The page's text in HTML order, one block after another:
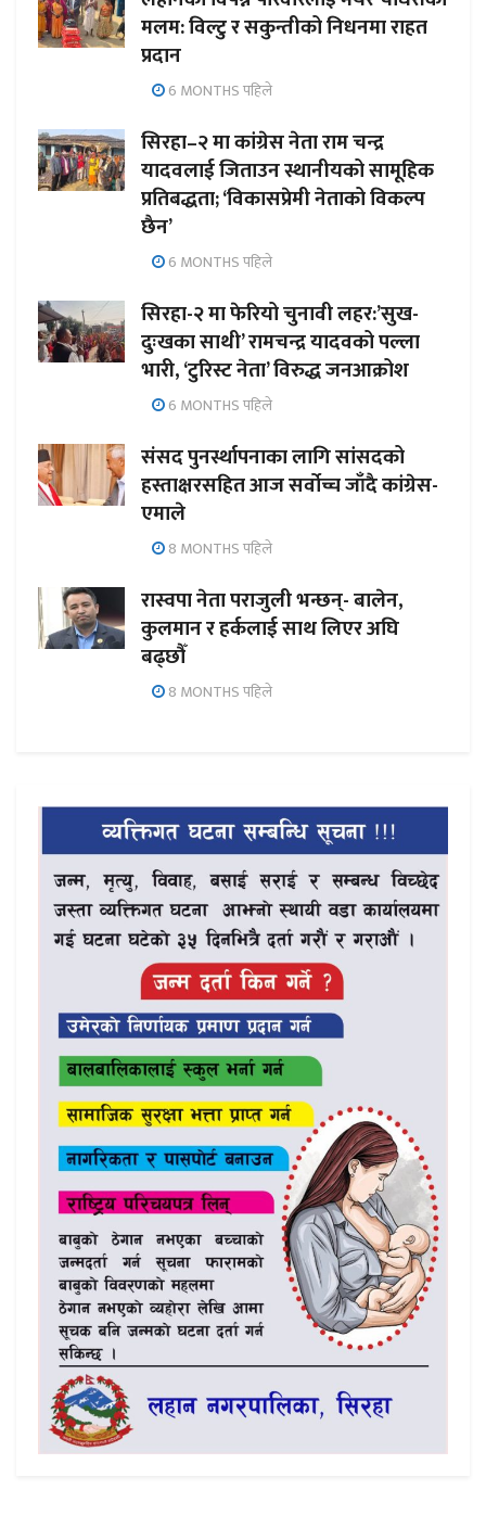
मलम: विल्टु र सकुन्तीको निधनमा राहत
प्रदान
6 MONTHS पहिले
सिरहा–२ मा कांग्रेस नेता राम चन्द्र
यादवलाई जिताउन स्थानीयको सामूहिक
प्रतिबद्धता; ‘विकासप्रेमी नेताको विकल्प
छैन’
6 MONTHS पहिले
सिरहा-२ मा फेरियो चुनावी लहर:’सुख-
दुःखका साथी’ रामचन्द्र यादवको पल्ला
भारी, ‘टुरिस्ट नेता’ विरुद्ध जनआक्रोश
6 MONTHS पहिले
संसद पुनर्स्थापनाका लागि सांसदको
हस्ताक्षरसहित आज सर्वोच्च जाँदै कांग्रेस-
एमाले
8 MONTHS पहिले
रास्वपा नेता पराजुली भन्छन्- बालेन,
कुलमान र हर्कलाई साथ लिएर अघि
बढ्छौँ
8 MONTHS पहिले